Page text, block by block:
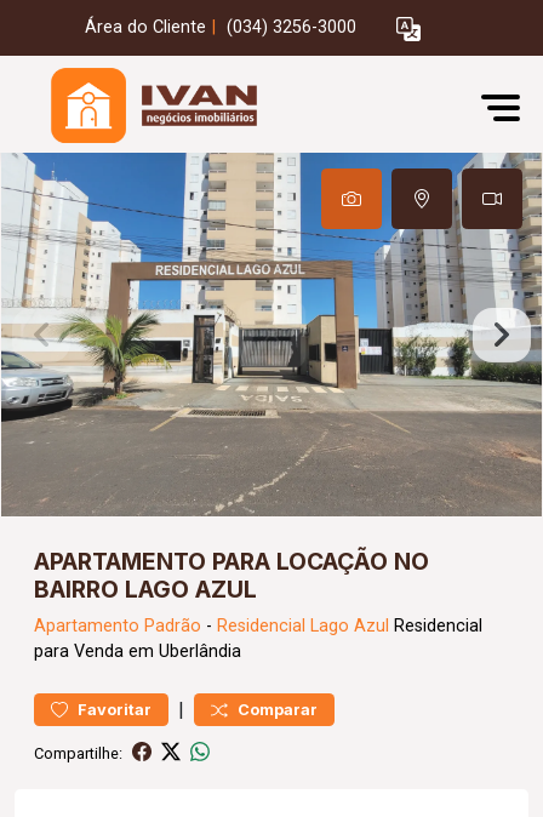
Área do Cliente (034) 3256-3000
APARTAMENTO PARA LOCAÇÃO NO
BAIRRO LAGO AZUL
Apartamento Padrão - Residencial Lago Azul Residencial
para Venda em Uberlândia
Favoritar | Comparar
Compartilhe: